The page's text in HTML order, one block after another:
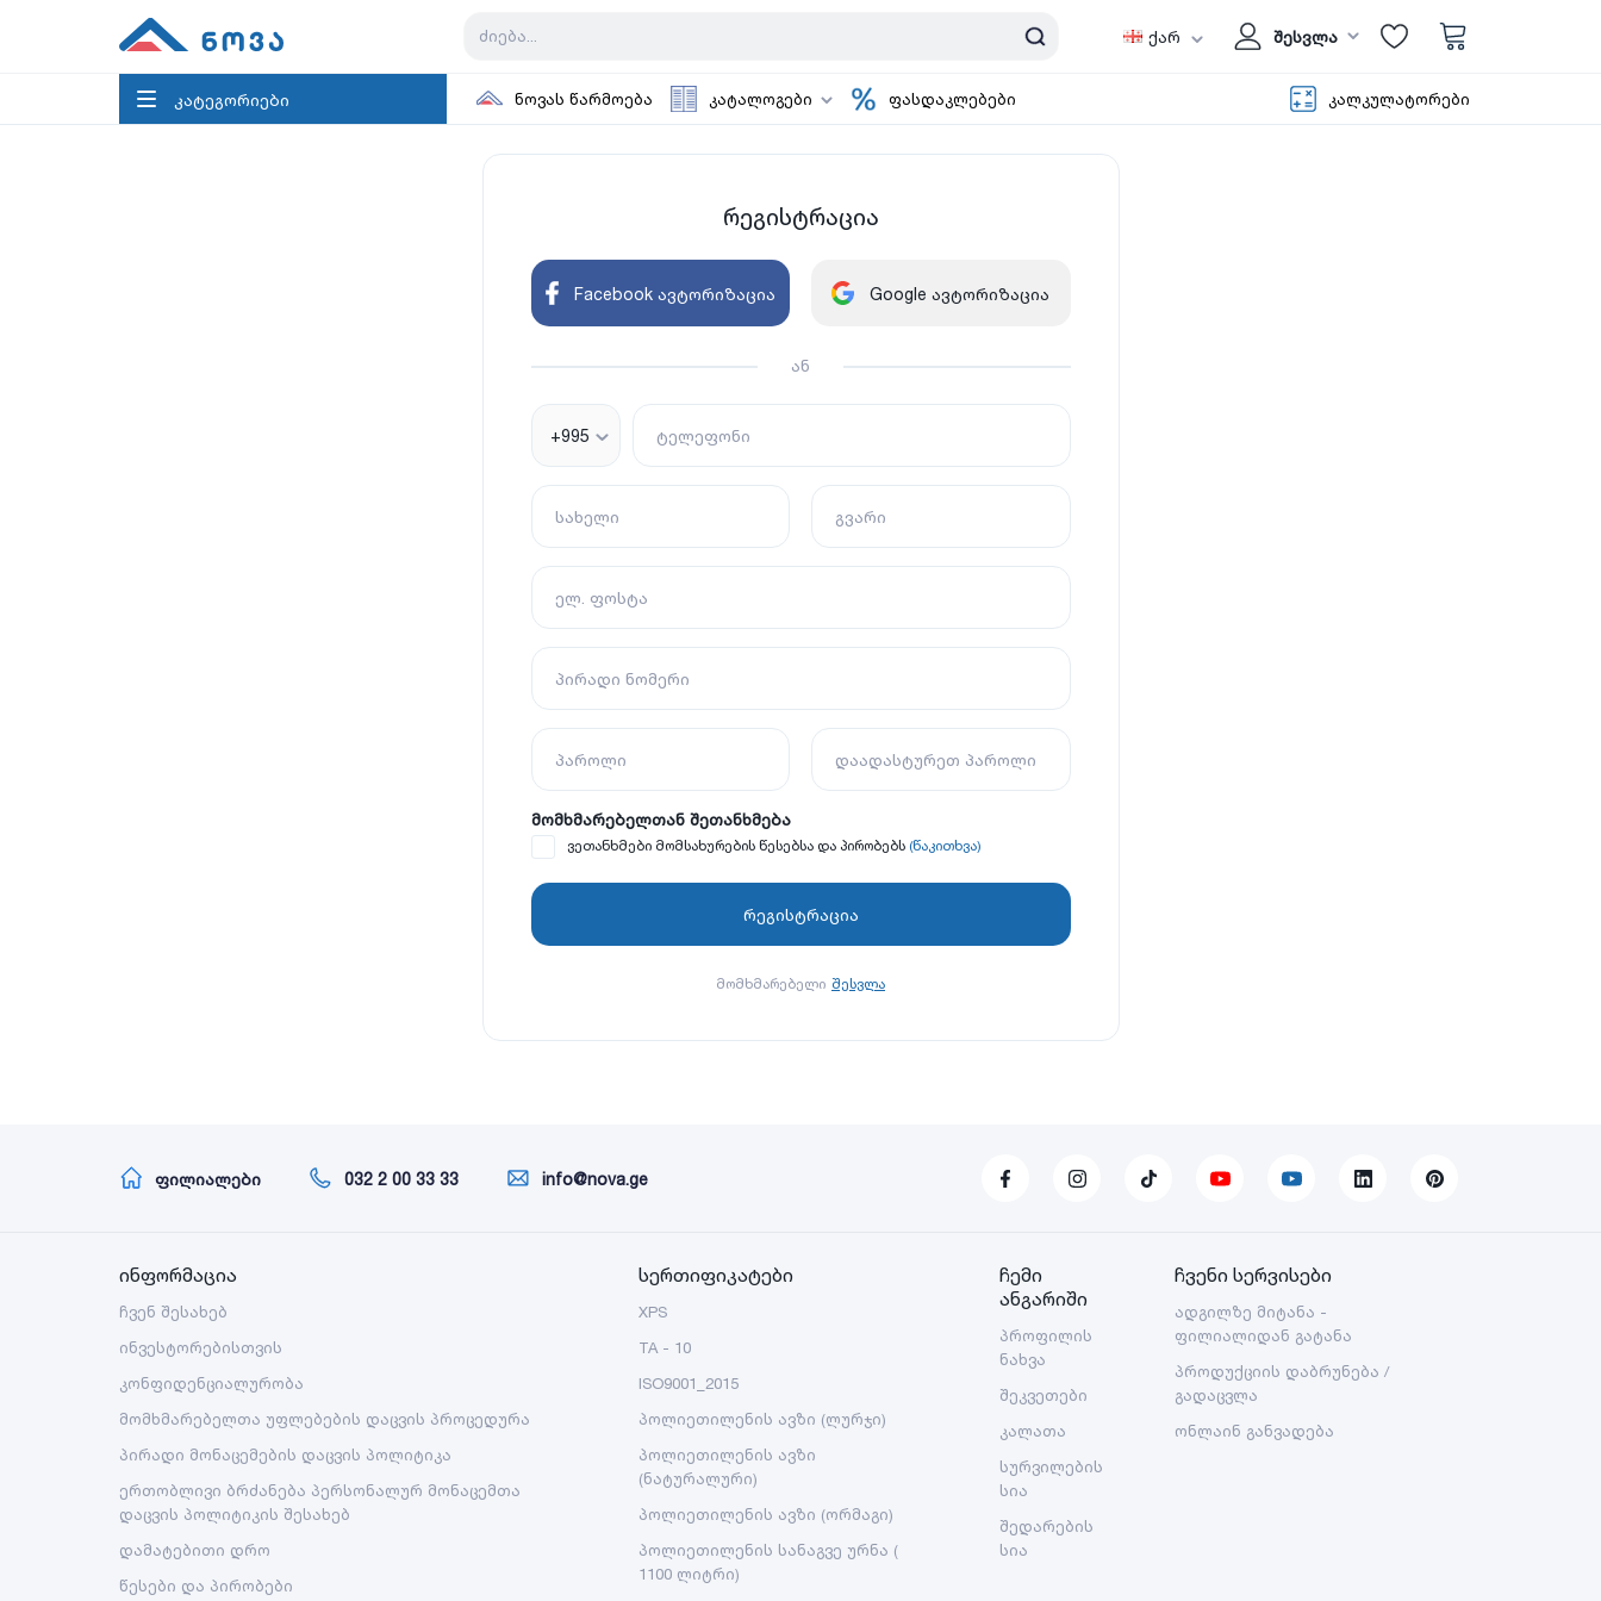
ქარ შესვლა
კატეგორიები ნოვას წარმოება კატალოგები ფასდაკლებები კალკულატორები
რეგისტრაცია
Facebook ავტორიზაცია Google ავტორიზაცია
ან
+995 ტელეფონი
სახელი გვარი
ელ. ფოსტა
პირადი ნომერი
პაროლი დაადასტურეთ პაროლი
მომხმარებელთან შეთანხმება
ვეთანხმები მომსახურების წესებსა და პირობებს (წაკითხვა)
მომხმარებელი შესვლა
ფილიალები 032 2 00 33 33 info@nova.ge
ინფორმაცია
ჩვენ შესახებ
ინვესტორებისთვის
კონფიდენციალურობა
მომხმარებელთა უფლებების დაცვის პროცედურა
პირადი მონაცემების დაცვის პოლიტიკა
ერთობლივი ბრძანება პერსონალურ მონაცემთა
დაცვის პოლიტიკის შესახებ
დამატებითი დრო
წესები და პირობები
სერთიფიკატები
XPS
TA - 10
ISO9001_2015
პოლიეთილენის ავზი (ლურჯი)
პოლიეთილენის ავზი
(ნატურალური)
პოლიეთილენის ავზი (ორმაგი)
პოლიეთილენის სანაგვე ურნა (
1100 ლიტრი)
ჩემი
ანგარიში
პროფილის
ნახვა
შეკვეთები
კალათა
სურვილების
სია
შედარების
სია
ჩვენი სერვისები
ადგილზე მიტანა -
ფილიალიდან გატანა
პროდუქციის დაბრუნება /
გადაცვლა
ონლაინ განვადება